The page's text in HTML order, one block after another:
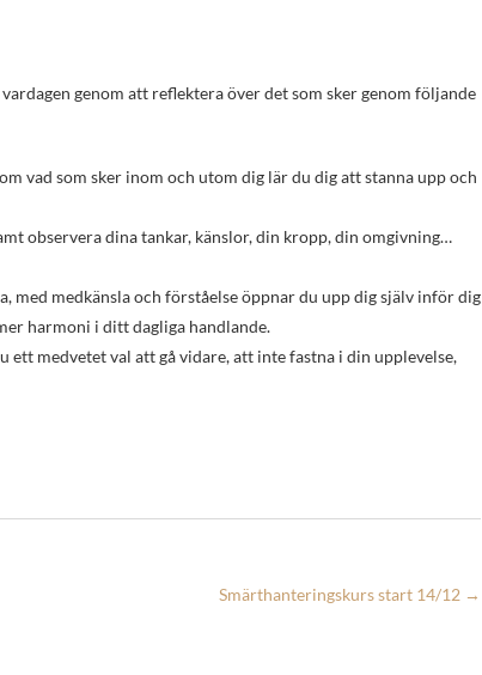
vad som sker inom och utom dig lär du dig att stanna upp och
observera dina tankar, känslor, din kropp, din omgivning…
med medkänsla och förståelse öppnar du upp dig själv inför dig
harmoni i ditt dagliga handlande.
ett medvetet val att gå vidare, att inte fastna i din upplevelse,
Smärthanteringskurs start 14/12 →